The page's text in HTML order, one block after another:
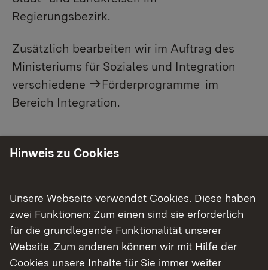
Regierungsbezirk.
Zusätzlich bearbeiten wir im Auftrag des
Ministeriums für Soziales und Integration
verschiedene
Förderprogramme im
Bereich Integration.
Unsere Aufgaben im Detail
Erstaufnahmeeinrichtungen
Erstaufnahmeeinrichtung (EA) für
Flüchtlinge Giengen an der Brenz
Hinweis zu Cookies
Unsere Webseite verwendet Cookies. Diese haben
zwei Funktionen: Zum einen sind sie erforderlich
für die grundlegende Funktionalität unserer
Website. Zum anderen können wir mit Hilfe der
Cookies unsere Inhalte für Sie immer weiter